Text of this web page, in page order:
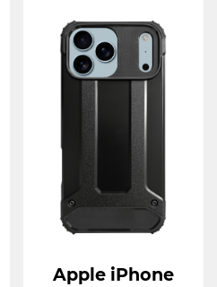
Apple iPhone